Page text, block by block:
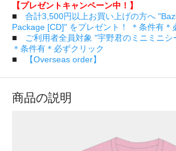
【プレゼントキャンペーン中！】
■ 合計3,500円以上お買い上げの方へ
Package [CD]" をプレゼント！ ＊条件有＊
■
ご利用者全員対象 "宇野君のミニミニシ
＊条件有＊必ずクリック
■
【Overseas order】
商品の説明